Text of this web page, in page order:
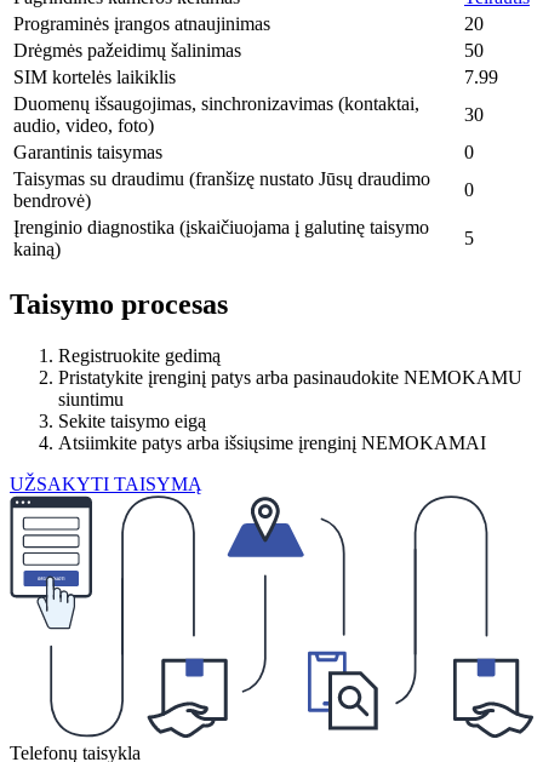
Programinės įrangos atnaujinimas
20
Drėgmės pažeidimų šalinimas
50
SIM kortelės laikiklis
7.99
Duomenų išsaugojimas, sinchronizavimas (kontaktai,
audio, video, foto)
30
Garantinis taisymas
0
Taisymas su draudimu (franšizę nustato Jūsų draudimo
bendrovė)
0
Įrenginio diagnostika (įskaičiuojama į galutinę taisymo
kainą)
5
Taisymo procesas
Registruokite gedimą
Pristatykite įrenginį patys arba pasinaudokite NEMOKAMU
siuntimu
Sekite taisymo eigą
Atsiimkite patys arba išsiųsime įrenginį NEMOKAMAI
UŽSAKYTI TAISYMĄ
Telefonų taisykla